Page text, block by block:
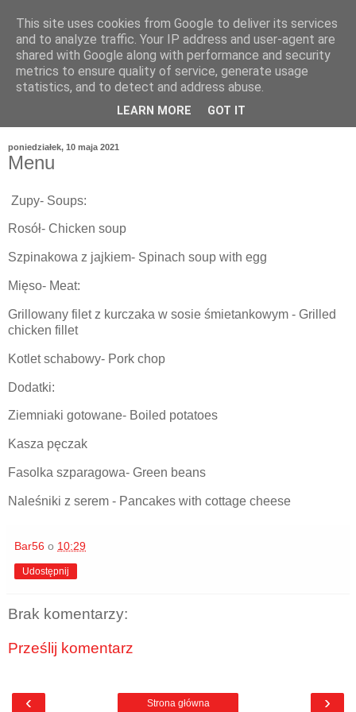
poniedziałek, 10 maja 2021
Menu
Zupy- Soups:
Rosół- Chicken soup
Szpinakowa z jajkiem- Spinach soup with egg
Mięso- Meat:
Grillowany filet z kurczaka w sosie śmietankowym - Grilled
chicken fillet
Kotlet schabowy- Pork chop
Dodatki:
Ziemniaki gotowane- Boiled potatoes
Kasza pęczak
Fasolka szparagowa- Green beans
Naleśniki z serem - Pancakes with cottage cheese
Bar56 o 10:29
Udostępnij
Brak komentarzy:
Prześlij komentarz
‹ ›
Strona główna
This site uses cookies from Google to deliver its services
and to analyze traffic. Your IP address and user-agent are
shared with Google along with performance and security
metrics to ensure quality of service, generate usage
statistics, and to detect and address abuse.
LEARN MORE GOT IT